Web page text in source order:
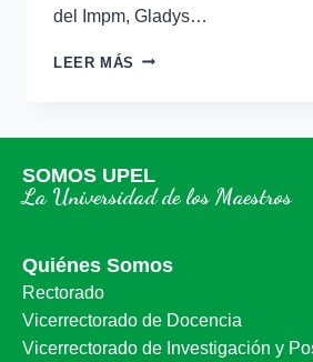
del Impm, Gladys…
LEER MÁS
SOMOS UPEL
La Universidad de los Maestros
Quiénes Somos
Rectorado
Vicerrectorado de Docencia
Vicerrectorado de Investigación y